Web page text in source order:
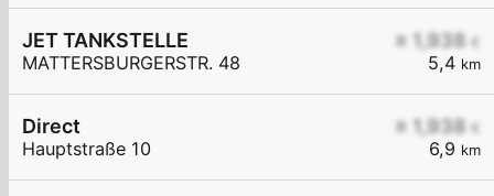
≥ 1,938 €
5,4 km
JET TANKSTELLE
MATTERSBURGERSTR. 48
≥ 1,938 €
6,9 km
Direct
Hauptstraße 10